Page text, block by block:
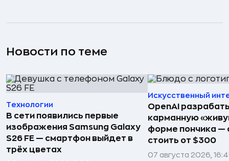
Новости по теме
Технологии
В сети появились первые
изображения Samsung Galaxy
S26 FE — смартфон выйдет в
трёх цветах
Искусственный
OpenAI
карманную
форме пончика —
стоить от $300
07 августа 2026,